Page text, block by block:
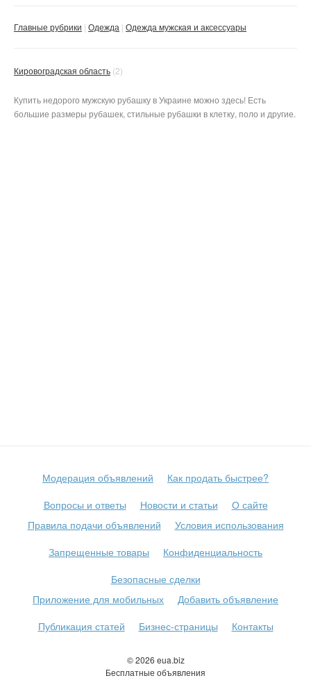
Главные рубрики Одежда Одежда мужская и аксессуары
Кировоградская область (2)
Купить недорого мужскую рубашку в Украине можно здесь! Есть
большие размеры рубашек, стильные рубашки в клетку, поло и другие.
© 2026 eua.biz
Бесплатные объявления
Модерация объявлений
Как продать быстрее?
Вопросы и ответы
Новости и статьи
О сайте
Правила подачи объявлений
Условия использования
Запрещенные товары
Конфиденциальность
Безопасные сделки
Приложение для мобильных
Добавить объявление
Публикация статей
Бизнес-страницы Контакты